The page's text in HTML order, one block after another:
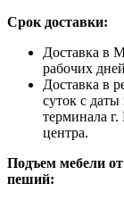
Срок доставки:
Доставка в
рабочих
Доставка в
суток с даты
терминала
центра.
Подъем мебели
пеший: